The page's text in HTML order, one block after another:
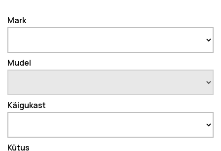
Mark
Mudel
Käigukast
Kütus